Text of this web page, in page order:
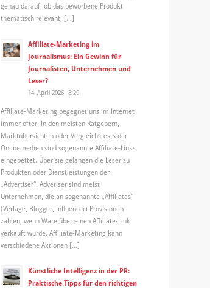
genau darauf, ob das beworbene Produkt
thematisch relevant, […]
Affiliate-Marketing im
Journalismus: Ein Gewinn für
Journalisten, Unternehmen und
Leser?
14. April 2026 - 8:29
Affiliate-Marketing begegnet uns im Internet
immer öfter. In den meisten Ratgebern,
Marktübersichten oder Vergleichstests der
Onlinemedien sind sogenannte Affiliate-Links
eingebettet. Über sie gelangen die Leser zu
Produkten oder Dienstleistungen der
„Advertiser“. Advetiser sind meist
Unternehmen, die an sogenannte „Affiliates“
(Verlage, Blogger, Influencer) Provisionen
zahlen, wenn Ware über einen Affiliate-Link
verkauft wurde. Affiliate-Marketing kann
verschiedene Aktionen […]
Künstliche Intelligenz in der PR:
Praktische Tipps für den richtigen